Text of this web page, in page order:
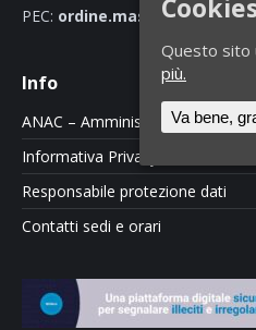
PEC:
Info
ANAC – Amministrazione
Informativa Privacy e Cookie
Responsabile protezione dati
Contatti sedi e orari
Questo sito
più.
Va bene,